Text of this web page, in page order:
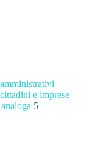
e imprese
5